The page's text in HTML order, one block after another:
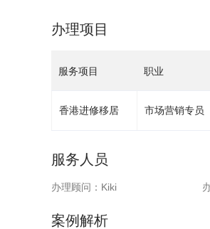
办理项目
服务项目 职业
香港进修移居 市场营销专员
服务人员
办理顾问： Kiki
案例解析